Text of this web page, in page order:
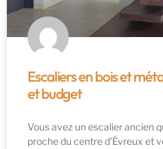
Escaliers en bois et
et budget
Vous avez un escalier ancien
proche du centre d’Évreux et